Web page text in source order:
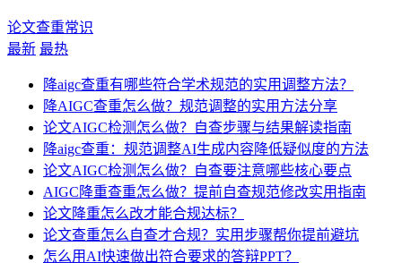
论文查重常识
最新 最热
降aigc查重有哪些符合学术规范的实用调整方法？
降AIGC查重怎么做？规范调整的实用方法分享
论文AIGC检测怎么做？自查步骤与结果解读指南
降aigc查重：规范调整AI生成内容降低疑似度的方法
论文AIGC检测怎么做？自查要注意哪些核心要点
AIGC降重查重怎么做？提前自查规范修改实用指南
论文降重怎么改才能合规达标？
论文查重怎么自查才合规？实用步骤帮你提前避坑
怎么用AI快速做出符合要求的答辩PPT？